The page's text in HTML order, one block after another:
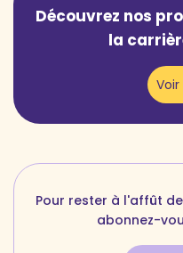
Découvrez nos
la
Voir
Pour rester à l'affût
abonnez-